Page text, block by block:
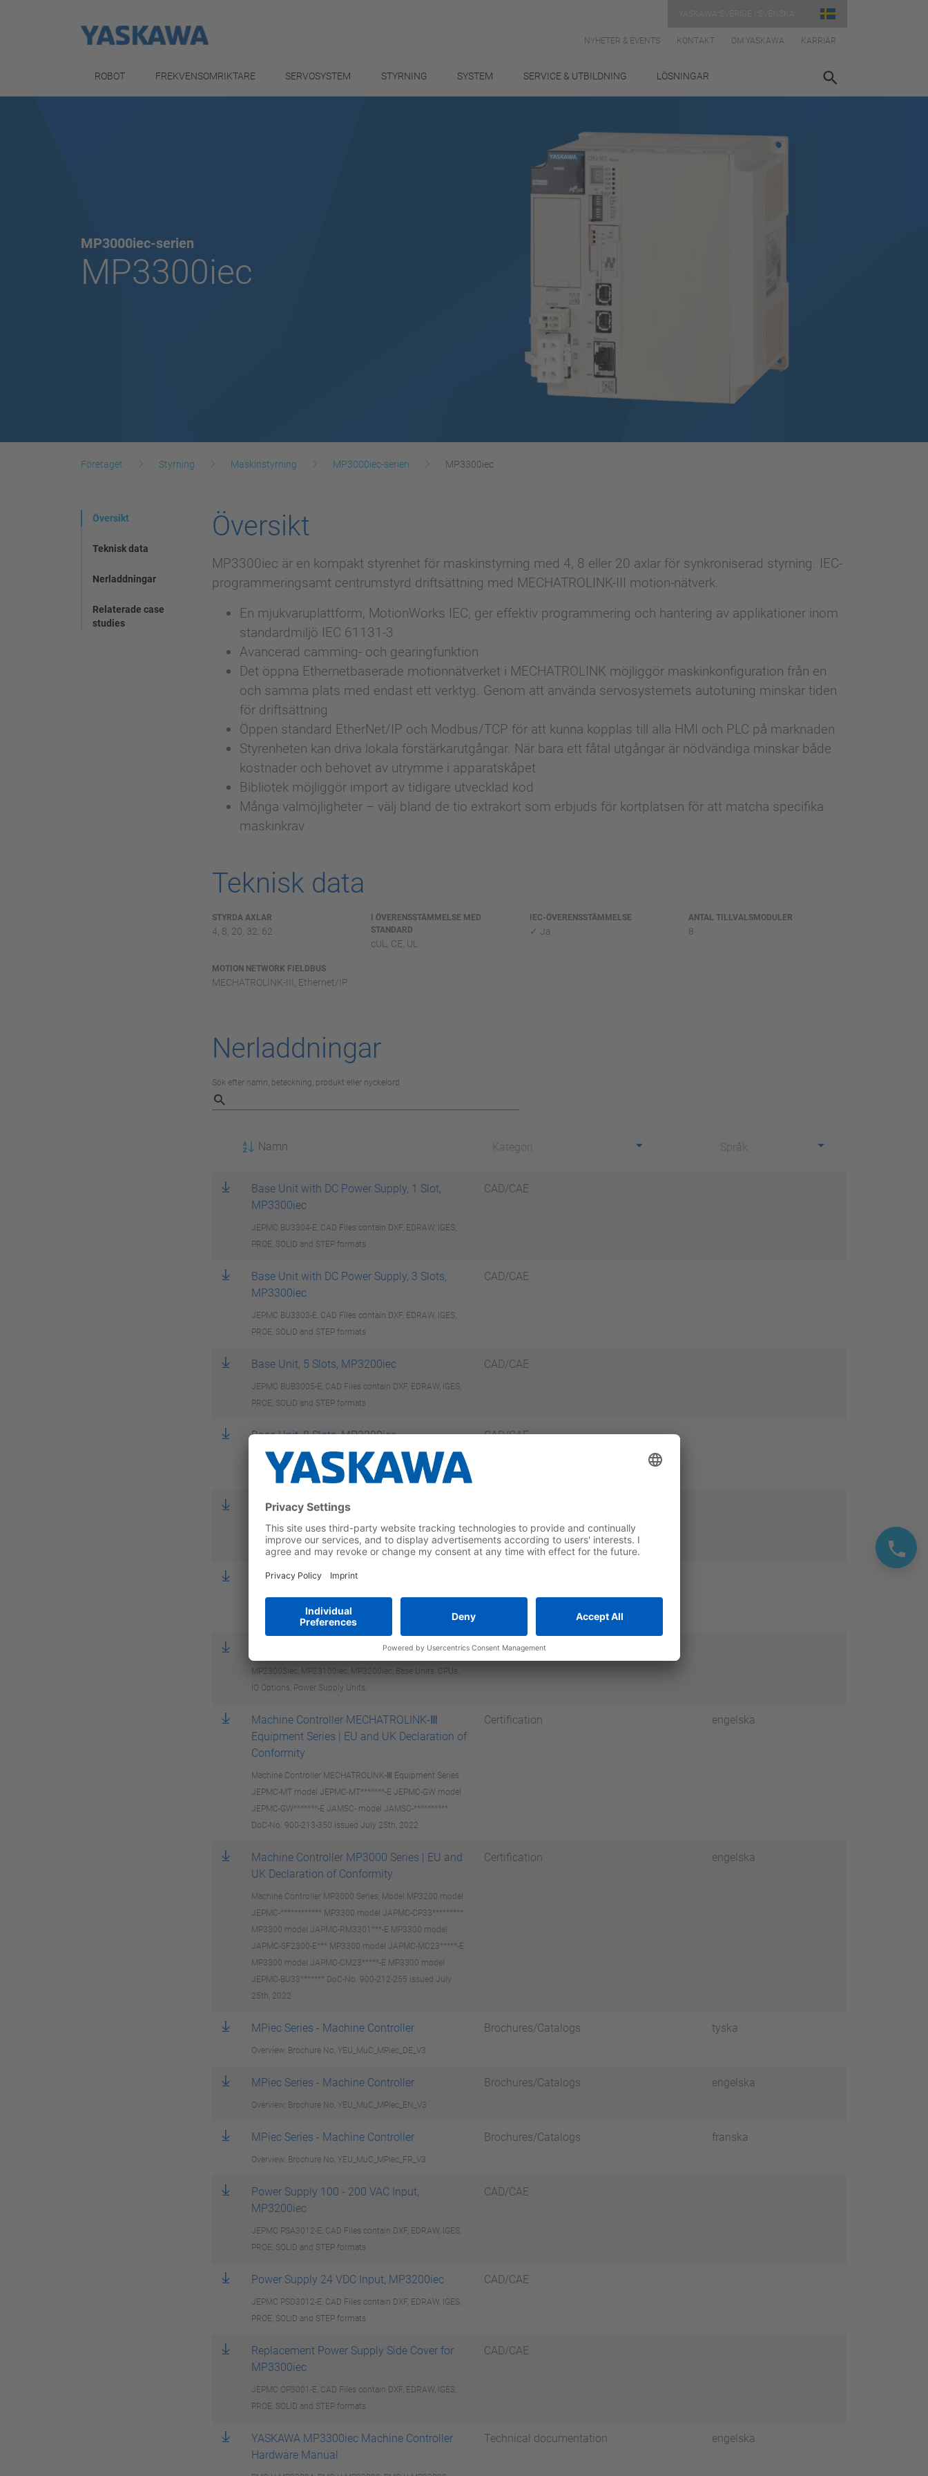
NYHETER & EVENTS KONTAKT OM YASKAWA KARRIÄR
ROBOT FREKVENSOMRIKTARE SERVOSYSTEM STYRNING SYSTEM SERVICE & UTBILDNING LÖSNINGAR
MP3000iec-serien
MP3300iec
Företaget Styrning Maskinstyrning MP3000iec-serien MP3300iec
Översikt
Teknisk data
Nerladdningar
Relaterade case
studies
Översikt
MP3300iec är en kompakt styrenhet för maskinstyrning med 4, 8 eller 20 axlar för synkroniserad styrning. IEC-
programmeringsamt centrumstyrd driftsättning med MECHATROLINK-III motion-nätverk.
En mjukvaruplattform, MotionWorks IEC, ger effektiv programmering och hantering av applikationer inom
standardmiljö IEC 61131-3
Avancerad camming- och gearingfunktion
Det öppna Ethernetbaserade motionnätverket i MECHATROLINK möjliggör maskinkonfiguration från en
och samma plats med endast ett verktyg. Genom att använda servosystemets autotuning minskar tiden
för driftsättning
Öppen standard EtherNet/IP och Modbus/TCP för att kunna kopplas till alla HMI och PLC på marknaden
Styrenheten kan driva lokala förstärkarutgångar. När bara ett fåtal utgångar är nödvändiga minskar både
kostnader och behovet av utrymme i apparatskåpet
Bibliotek möjliggör import av tidigare utvecklad kod
Många valmöjligheter – välj bland de tio extrakort som erbjuds för kortplatsen för att matcha specifika
maskinkrav
Teknisk data
STYRDA AXLAR
4, 8, 20, 32, 62
I ÖVERENSSTÄMMELSE MED
STANDARD
cUL, CE, UL
IEC-ÖVERENSSTÄMMELSE
✓ Ja
ANTAL TILLVALSMODULER
8
MOTION NETWORK FIELDBUS
MECHATROLINK-III, Ethernet/IP
Nerladdningar
Sök efter namn, beteckning, produkt eller nyckelord
Namn Kategori Språk
Base Unit with DC Power Supply, 1 Slot,
MP3300iec
JEPMC BU3304-E, CAD Files contain DXF, EDRAW, IGES,
PROE, SOLID and STEP formats
CAD/CAE
Base Unit with DC Power Supply, 3 Slots,
MP3300iec
JEPMC BU3303-E, CAD Files contain DXF, EDRAW, IGES,
PROE, SOLID and STEP formats
CAD/CAE
Base Unit, 5 Slots, MP3200iec
JEPMC BUB3005-E, CAD Files contain DXF, EDRAW, IGES,
PROE, SOLID and STEP formats
CAD/CAE
Base Unit, 8 Slots, MP3200iec
JEPMC BUB3008-E, CAD Files contain DXF, EDRAW, IGES,
PROE, SOLID and STEP formats
CAD/CAE
CPU-201 Unit for MP3200
JEPMC CP3201-E, CAD Files contain DXF, EDRAW, IGES,
PROE, SOLID and STEP formats
Declaration of Conformity MP3000iec Series
MP3200iec, MP3300iec, Document No. DOC_MP3xxxiec
Published May 2017
MP2300Siec, MP23100iec, MP3200iec, Base Units, CPUs,
IO Options, Power Supply Units,
EPLAN
Machine Controller MECHATROLINK-Ⅲ
Equipment Series | EU and UK Declaration of
Conformity
Machine Controller MECHATROLINK-Ⅲ Equipment Series
JEPMC-MT model JEPMC-MT*******-E JEPMC-GW model
JEPMC-GW*******-E JAMSC- model JAMSC-**********
DoC-No. 900-213-350 issued July 25th, 2022
Certification engelska
Machine Controller MP3000 Series | EU and
UK Declaration of Conformity
Machine Controller MP3000 Series, Model MP3200 model
JEPMC-************ MP3300 model JAPMC-CP33*********
MP3300 model JAPMC-RM3301***-E MP3300 model
JAPMC-SF2300-E*** MP3300 model JAPMC-MC23*****-E
MP3300 model JAPMC-CM23*****-E MP3300 model
JEPMC-BU33******* DoC-No. 900-212-255 issued July
25th, 2022
Certification engelska
MPiec Series - Machine Controller
Overview; Brochure No, YEU_MuC_MPiec_DE_V3
Brochures/Catalogs tyska
MPiec Series - Machine Controller
Overview; Brochure No, YEU_MuC_MPiec_EN_V3
Brochures/Catalogs engelska
MPiec Series - Machine Controller
Overview; Brochure No, YEU_MuC_MPiec_FR_V3
Brochures/Catalogs franska
Power Supply 100 - 200 VAC Input,
MP3200iec
JEPMC PSA3012-E, CAD Files contain DXF, EDRAW, IGES,
PROE, SOLID and STEP formats
CAD/CAE
Power Supply 24 VDC Input, MP3200iec
JEPMC PSD3012-E, CAD Files contain DXF, EDRAW, IGES,
PROE, SOLID and STEP formats
CAD/CAE
Replacement Power Supply Side Cover for
MP3300iec
JEPMC OP3001-E, CAD Files contain DXF, EDRAW, IGES,
PROE, SOLID and STEP formats
CAD/CAE
YASKAWA MP3300iec Machine Controller
Hardware Manual
Technical documentation engelska